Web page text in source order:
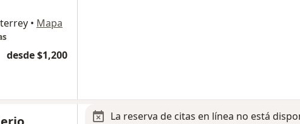
• Mapa
desde $1,200
La reserva de citas en línea no está